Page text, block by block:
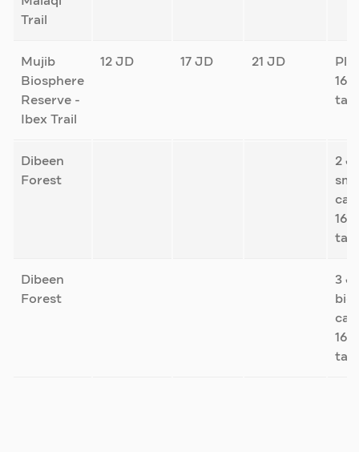
Trail
Mujib
Biosphere
Reserve -
Ibex Trail
12 JD 17 JD 21 JD
16%
tax
Dibeen
Forest
2
car
16%
tax
Dibeen
Forest
3
big
car
16%
tax